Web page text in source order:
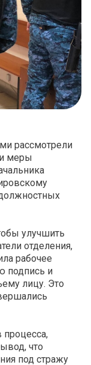
рассмотрели
меры
улучшить
отделения,
рабочее
подпись и
лицу. Это
процесса,
что
под стражу